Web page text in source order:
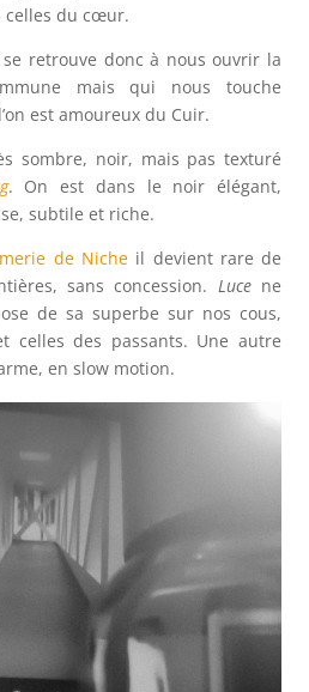
celles du cœur.
retrouve donc à nous ouvrir la
mais qui nous touche
est amoureux du Cuir.
sombre, noir, mais pas texturé
. On est dans le noir élégant,
subtile et riche.
de Nicheil devient rare de
sans concession. Lucene
de sa superbe sur nos cous,
celles des passants. Une autre
en slow motion.